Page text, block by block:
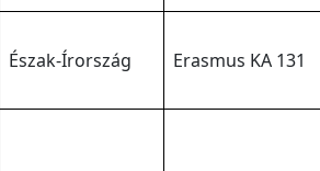
Észak-Írország Erasmus KA 131